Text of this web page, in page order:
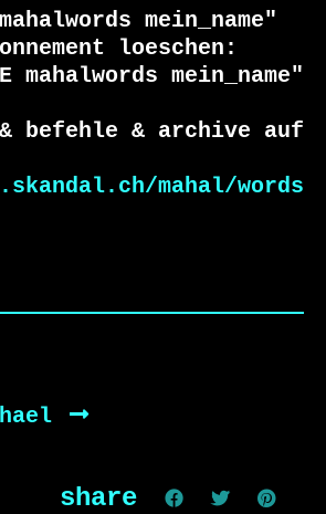
mahalwords mein_name"
loeschen:
mahalwords mein_name"
befehle & archive auf
mahal/words
share